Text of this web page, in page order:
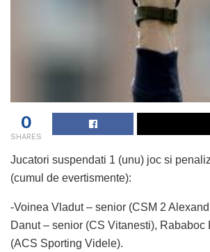
0
SHARES
Jucatori suspendati 1 (unu) joc si
(cumul de evertismente):
-Voinea Vladut – senior (CSM 2
Danut – senior (CS Vitanesti), Rababoc
(ACS Sporting Videle).